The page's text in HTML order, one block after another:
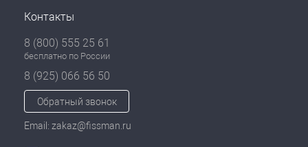
Контакты
8 (800) 555 25 61
бесплатно по России
8 (925) 066 56 50
Обратный звонок
Email: zakaz@fissman.ru